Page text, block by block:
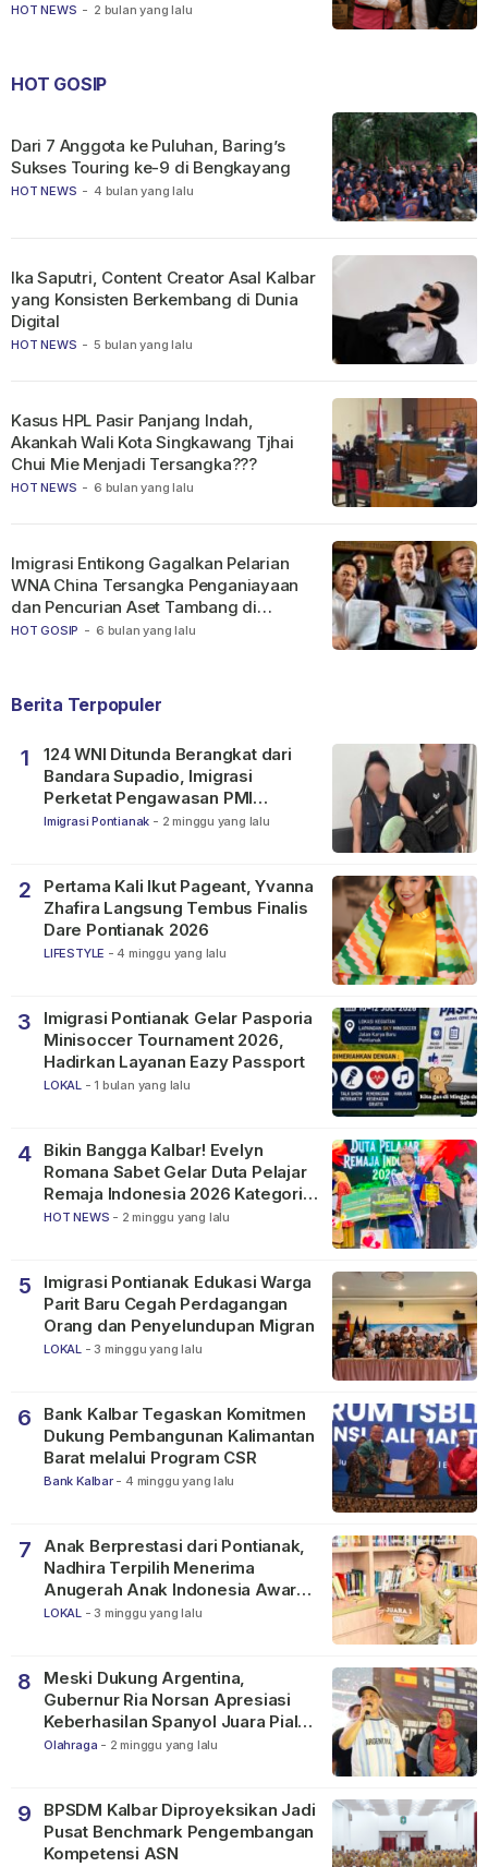
HOT NEWS - 2 bulan yang lalu
HOT GOSIP
HOT NEWS - 4 bulan yang lalu
Dari 7 Anggota ke Puluhan, Baring’s
Sukses Touring ke-9 di Bengkayang
HOT NEWS - 5 bulan yang lalu
Ika Saputri, Content Creator Asal Kalbar
yang Konsisten Berkembang di Dunia
Digital
HOT NEWS - 6 bulan yang lalu
Kasus HPL Pasir Panjang Indah,
Akankah Wali Kota Singkawang Tjhai
Chui Mie Menjadi Tersangka???
HOT GOSIP - 6 bulan yang lalu
Imigrasi Entikong Gagalkan Pelarian
WNA China Tersangka Penganiayaan
dan Pencurian Aset Tambang di
Ketapang
Berita Terpopuler
1
124 WNI Ditunda Berangkat dari
Bandara Supadio, Imigrasi
Perketat Pengawasan PMI
Nonprosedural
Imigrasi Pontianak - 2 minggu yang lalu
2
Pertama Kali Ikut Pageant, Yvanna
Zhafira Langsung Tembus Finalis
Dare Pontianak 2026
LIFESTYLE - 4 minggu yang lalu
3
Imigrasi Pontianak Gelar Pasporia
Minisoccer Tournament 2026,
Hadirkan Layanan Eazy Passport
LOKAL - 1 bulan yang lalu
4
Bikin Bangga Kalbar! Evelyn
Romana Sabet Gelar Duta Pelajar
Remaja Indonesia 2026 Kategori
SMP
HOT NEWS - 2 minggu yang lalu
5
Imigrasi Pontianak Edukasi Warga
Parit Baru Cegah Perdagangan
Orang dan Penyelundupan Migran
LOKAL - 3 minggu yang lalu
6
Bank Kalbar Tegaskan Komitmen
Dukung Pembangunan Kalimantan
Barat melalui Program CSR
Bank Kalbar - 4 minggu yang lalu
7
Anak Berprestasi dari Pontianak,
Nadhira Terpilih Menerima
Anugerah Anak Indonesia Awards
2026
LOKAL - 3 minggu yang lalu
8
Meski Dukung Argentina,
Gubernur Ria Norsan Apresiasi
Keberhasilan Spanyol Juara Piala
Dunia FIFA 2026
Olahraga - 2 minggu yang lalu
9
BPSDM Kalbar Diproyeksikan Jadi
Pusat Benchmark Pengembangan
Kompetensi ASN